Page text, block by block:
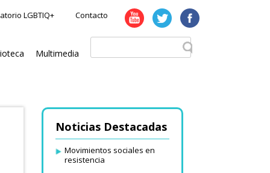
LGBTIQ+ Contacto
Multimedia
Noticias Destacadas
Movimientos sociales en
resistencia